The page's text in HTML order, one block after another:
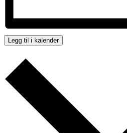
Legg til i kalender